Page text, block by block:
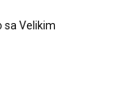
sa Velikim